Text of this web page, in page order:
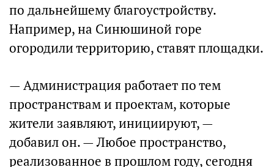
по дальнейшему благоустройству.
Например, на Синюшиной горе
огородили территорию, ставят площадки.
— Администрация работает по тем
пространствам и проектам, которые
жители заявляют, инициируют, —
добавил он. — Любое пространство,
реализованное в прошлом году, сегодня